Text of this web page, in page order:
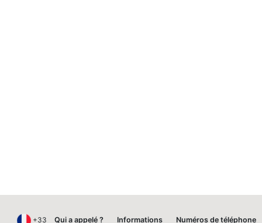
+33 Qui a appelé ? Informations Numéros de téléphone